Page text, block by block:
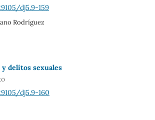
dj5.9-159
Rodríguez
delitos sexuales
dj5.9-160